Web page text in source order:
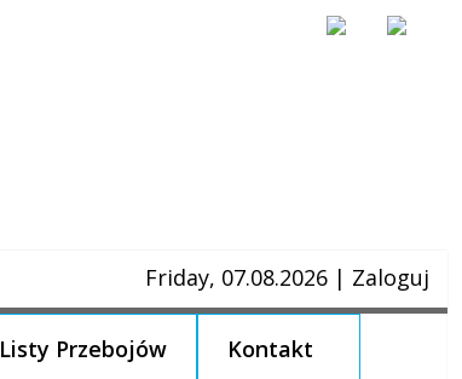
Friday, 07.08.2026 | Zaloguj
Listy Przebojów Kontakt